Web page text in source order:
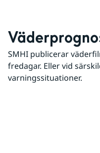
SMHI publicerar
fredagar. Eller vid
varningssituationer.